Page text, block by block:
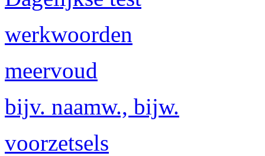
werkwoorden
meervoud
bijv. naamw., bijw.
voorzetsels